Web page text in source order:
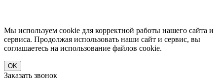
Мы используем cookie для корректной работы нашего сайта и
сервиса. Продолжая использовать наши сайт и сервис, вы
соглашаетесь на использование файлов cookie.
OK
Заказать звонок